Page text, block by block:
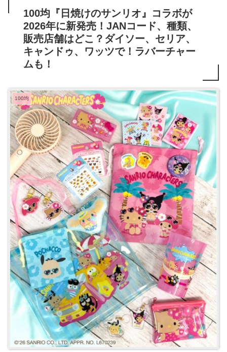
100均『日焼けのサンリオ』コラボが
2026年に新発売！JANコード、種類、
販売店舗はどこ？ダイソー、セリア、
キャンドゥ、ワッツで！ラバーチャー
ムも！
100均